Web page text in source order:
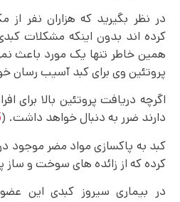
در نظر بگیرید که هزاران نفر
کرده اند بدون اینکه مشکلات
همین خاطر تنها یک مورد باعث
پروتئین وی برای کبد آسیب رسان
اگرچه دریافت پروتئین بالا برای
دارند ضرر به دنبال خواهد داشت. (
کبد به پاکسازی مواد مضر موجود
کرده که از زائده های سوخت و
در بیماری سیروز کبدی این